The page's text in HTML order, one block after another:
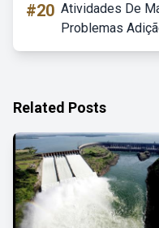
#20 Atividades De
Problemas
Related Posts